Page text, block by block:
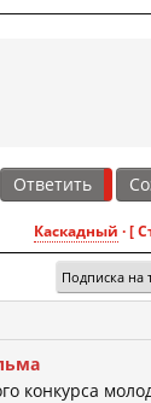
Ответить
Каскадный · [
Подписка на
конкурса